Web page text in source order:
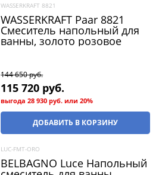
WASSERKRAFT 8821
WASSERKRAFT Paar 8821
Смеситель напольный для
ванны, золото розовое
144 650 руб.
115 720 руб.
выгода28 930 руб. или20%
ДОБАВИТЬ В КОРЗИНУ
LUC-FMT-ORO
BELBAGNO Luce Напольный